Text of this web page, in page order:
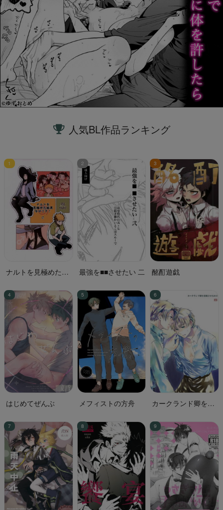
人気BL作品ランキング
ナルトを見極めた結
最強を■■させたい 二 酩酊遊戯
はじめてぜんぶ メフィストの方舟
カークランド卿を屈